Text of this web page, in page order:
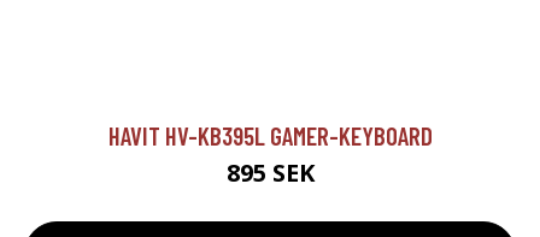
HAVIT HV-KB395L GAMER-KEYBOARD
895 SEK